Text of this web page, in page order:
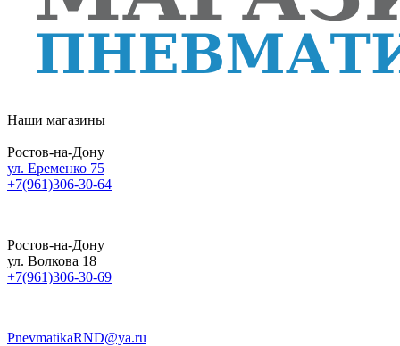
Наши магазины
Ростов-на-Дону
ул. Еременко 75
+7(961)306-30-64
Ростов-на-Дону
ул. Волкова 18
+7(961)306-30-69
PnevmatikaRND@ya.ru